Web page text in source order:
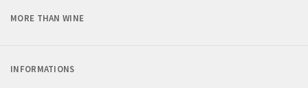
MORE THAN WINE
INFORMATIONS